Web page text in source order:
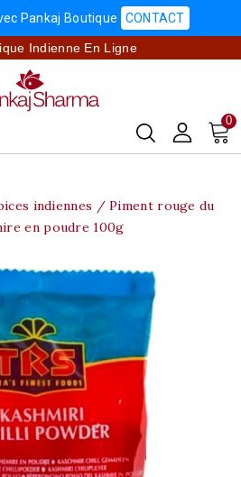
Pankaj Boutique CONTACT
Indienne En Ligne
0
indiennes
Piment rouge du
en poudre 100g